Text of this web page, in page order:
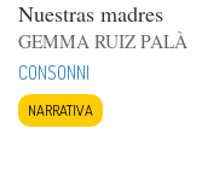
Nuestras madres
GEMMA RUIZ PALÀ
CONSONNI
NARRATIVA